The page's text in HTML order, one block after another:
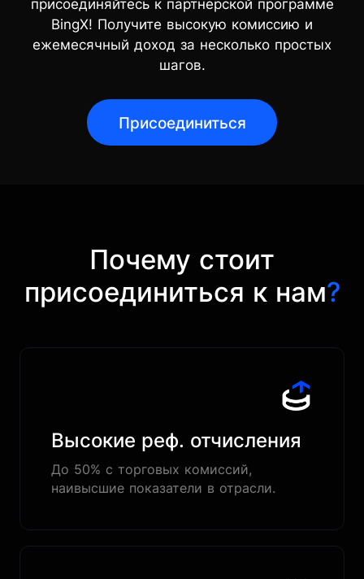
присоединяйтесь к партнерской программе
BingX! Получите высокую комиссию и
ежемесячный доход за несколько простых
шагов.
Присоединиться
Почему стоит
присоединиться к нам?
Высокие реф. отчисления
До 50% с торговых комиссий,
наивысшие показатели в отрасли.